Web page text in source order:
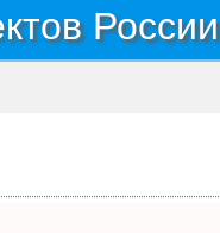
России